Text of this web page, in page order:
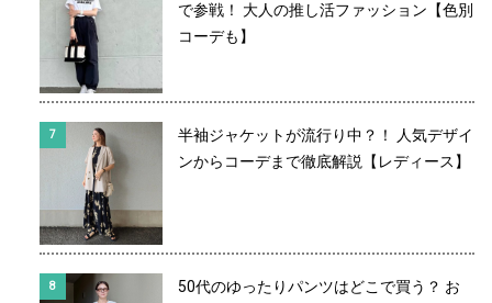
で参戦！ 大人の推し活ファッション【色別
コーデも】
半袖ジャケットが流行り中？！ 人気デザイ
ンからコーデまで徹底解説【レディース】
50代のゆったりパンツはどこで買う？ お